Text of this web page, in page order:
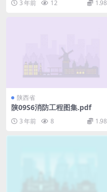
图集.pdf
3 年前 12 1.98
陕西省
陕09S6消防工程图集.pdf
3 年前 8 1.98